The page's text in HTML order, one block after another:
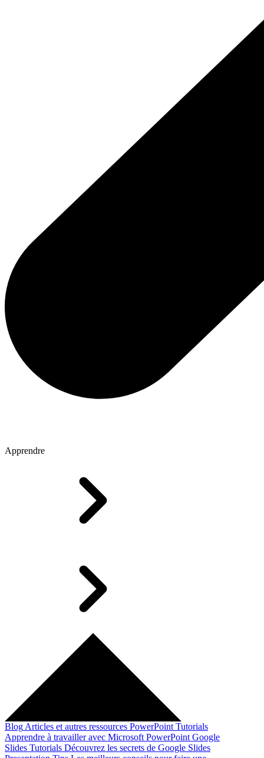
Apprendre
Blog Articles et autres ressources PowerPoint Tutorials
Apprendre à travailler avec Microsoft PowerPoint Google
Slides Tutorials Découvrez les secrets de Google Slides